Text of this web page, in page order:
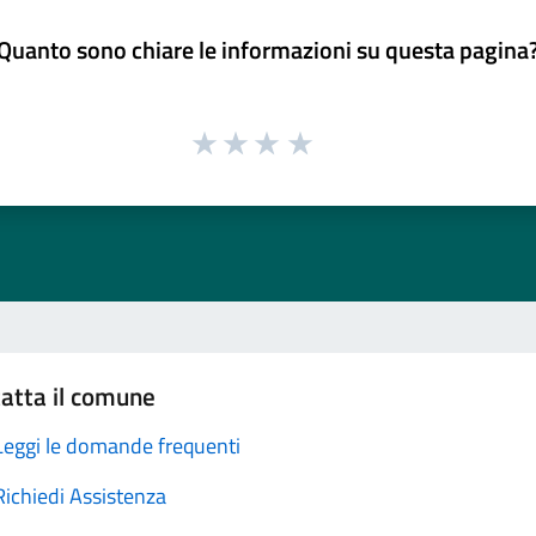
sono chiare le informazioni su questa
il comune
le domande frequenti
Assistenza